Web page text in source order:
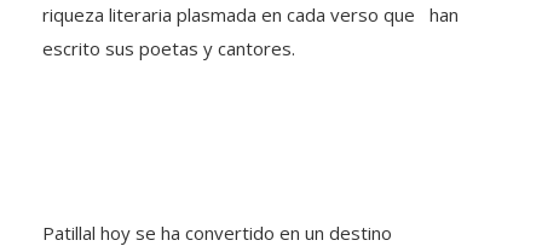
riqueza literaria plasmada en cada verso que han
escrito sus poetas y cantores.
Patillal hoy se ha convertido en un destino